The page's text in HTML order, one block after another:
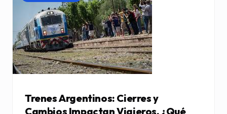
Trenes Argentinos: Cierres y
Cambios Impactan Viajeros. ¿Qué